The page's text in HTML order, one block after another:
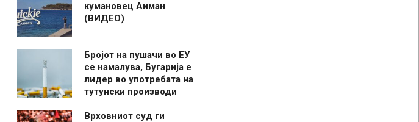
кумановец Аиман
(ВИДЕО)
Бројот на пушачи во ЕУ
се намалува, Бугарија е
лидер во употребата на
тутунски производи
Врховниот суд ги